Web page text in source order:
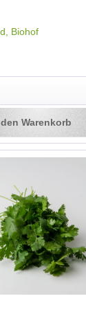
Biohof
Warenkorb